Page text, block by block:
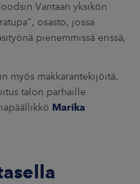
Vantaan yksikön
osasto, jossa
pienemmissä erissä,
myös makkarantekijöitä.
talon parhaille
Marika